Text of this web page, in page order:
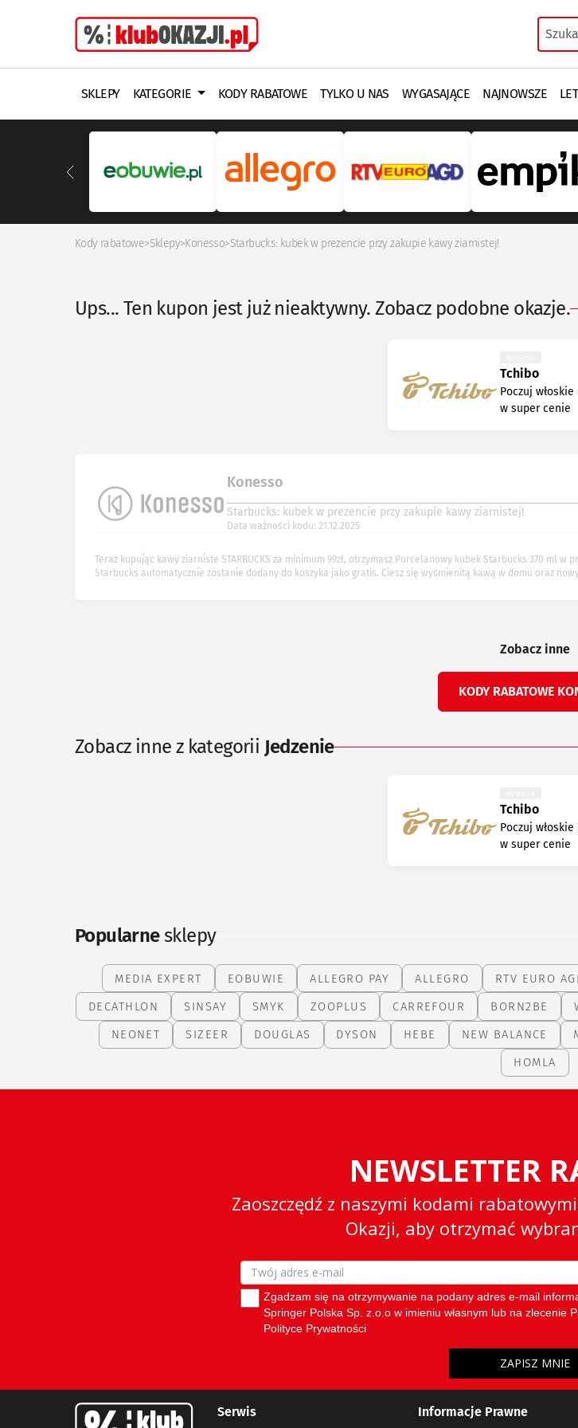
SKLEPY KATEGORIE KODY RABATOWE TYLKO U NAS WYGASAJĄCE NAJNOWSZE
Kody rabatowe>Sklepy>Konesso>Starbucks: kubek w prezencie przy zakupie kawy ziarnistej!
Ups... Ten kupon jest już nieaktywny. Zobacz podobne okazje.
Tchibo
Poczuj
w super cenie
Konesso
Starbucks: kubek w prezencie przy zakupie kawy ziarnistej!
Data ważności kodu: 21.12.2025
Teraz kupując kawy ziarniste STARBUCKS za minimum 99zł, otrzymasz Porcelanowy kubek Starbucks 370 ml
Starbucks automatycznie zostanie dodany do koszyka jako gratis. Ciesz się wyśmienitą kawą w domu oraz
Zobacz inne
KODY RABATOWE
Zobacz inne z kategorii Jedzenie
Tchibo
Poczuj
w super cenie
Popularnesklepy
MEDIA EXPERT EOBUWIE ALLEGRO PAY ALLEGRO RTV EURO
DECATHLON
SINSAY SMYK ZOOPLUS CARREFOUR BORN2BE
NEONET
SIZEER DOUGLAS DYSON HEBE NEW BALANCE
HOMLA
Serwis Informacje Prawne